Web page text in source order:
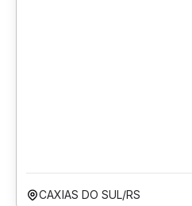
CAXIAS DO SUL/RS